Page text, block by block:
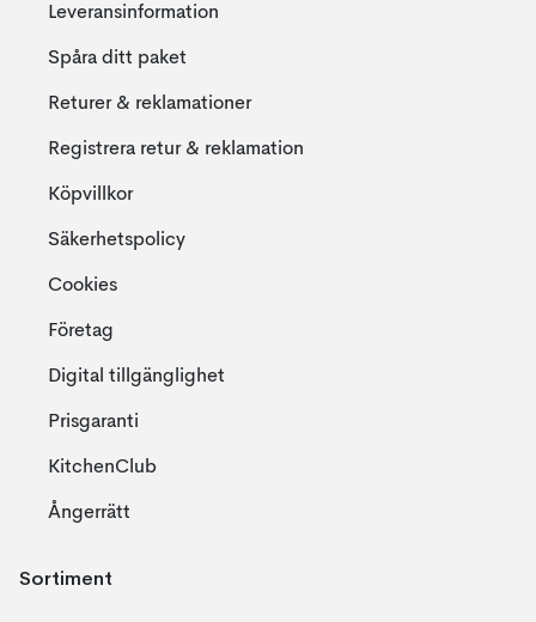
Leveransinformation
Spåra ditt paket
Returer & reklamationer
Registrera retur & reklamation
Köpvillkor
Säkerhetspolicy
Cookies
Företag
Digital tillgänglighet
Prisgaranti
KitchenClub
Ångerrätt
Sortiment